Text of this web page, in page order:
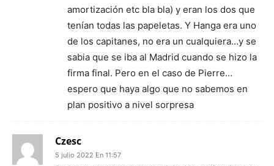
amortización etc bla bla) y eran los dos que
tenían todas las papeletas. Y Hanga era uno
de los capitanes, no era un cualquiera…y se
sabia que se iba al Madrid cuando se hizo la
firma final. Pero en el caso de Pierre…
espero que haya algo que no sabemos en
plan positivo a nivel sorpresa
Czesc
5 julio 2022 En 11:57